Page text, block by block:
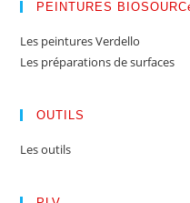
PEINTURES
Les peintures Verdello
Les préparations de surfaces
OUTILS
Les outils